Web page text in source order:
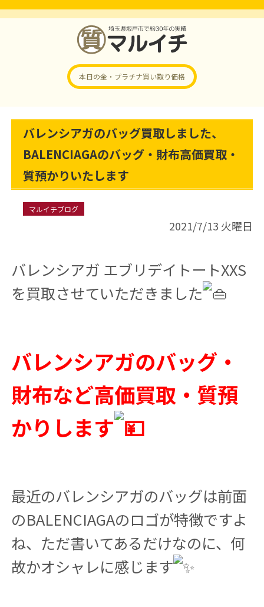
本日の金・プラチナ買い取り価格
バレンシアガのバッグ買取しました、
BALENCIAGAのバッグ・財布高価買取・
質預かりいたします
マルイチブログ
2021/7/13 火曜日
バレンシアガ エブリデイトートXXS
を買取させていただきました
バレンシアガのバッグ・
財布など高価買取・質預
かりします
最近のバレンシアガのバッグは前面
のBALENCIAGAのロゴが特徴ですよ
ね、ただ書いてあるだけなのに、何
故かオシャレに感じます